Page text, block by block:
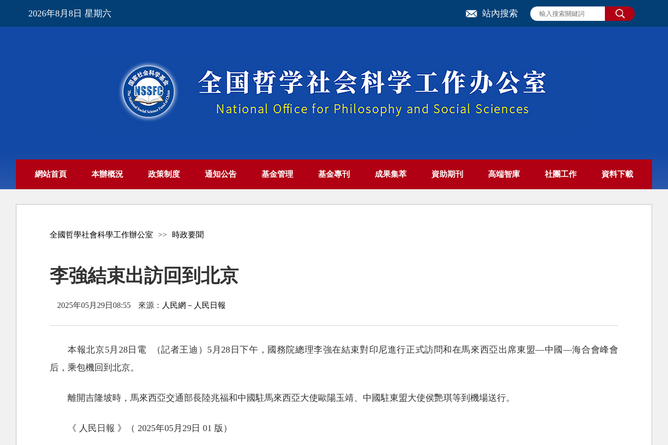
2026年8月8日 星期六 站內搜索
網站首頁 本辦概況 政策制度 通知公告 基金管理 基金專刊 成果集萃 資助期刊 高端智庫 社團工作 資料下載
全國哲學社會科學工作辦公室 >> 時政要聞
李強結束出訪回到北京
2025年05月29日08:55 來源： 人民網－人民日報
本報北京5月28日電 （記者王迪）5月28日下午，國務院總理李強在結束對印尼進行正式訪問和在馬來西亞出席東盟—中國—海合會峰會
后，乘包機回到北京。
離開吉隆坡時，馬來西亞交通部長陸兆福和中國駐馬來西亞大使歐陽玉靖、中國駐東盟大使侯艷琪等到機場送行。
《 人民日報 》（ 2025年05月29日 01 版）